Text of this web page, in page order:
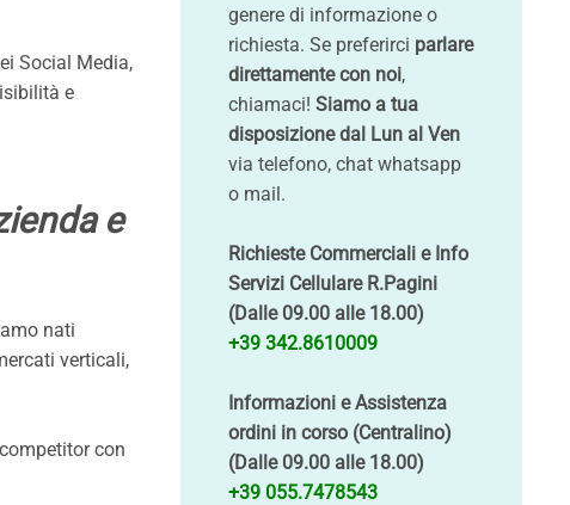
Social Media,
e
e
nati
verticali,
con
genere di informazione o
richiesta. Se preferirci parlare
direttamente con noi,
chiamaci! Siamo a tua
disposizione dal Lun al Ven
via telefono, chat whatsapp
o mail.
Richieste Commerciali e Info
Servizi Cellulare R.Pagini
(Dalle 09.00 alle 18.00)
+39 342.8610009
Informazioni e Assistenza
ordini in corso (Centralino)
(Dalle 09.00 alle 18.00)
+39 055.7478543